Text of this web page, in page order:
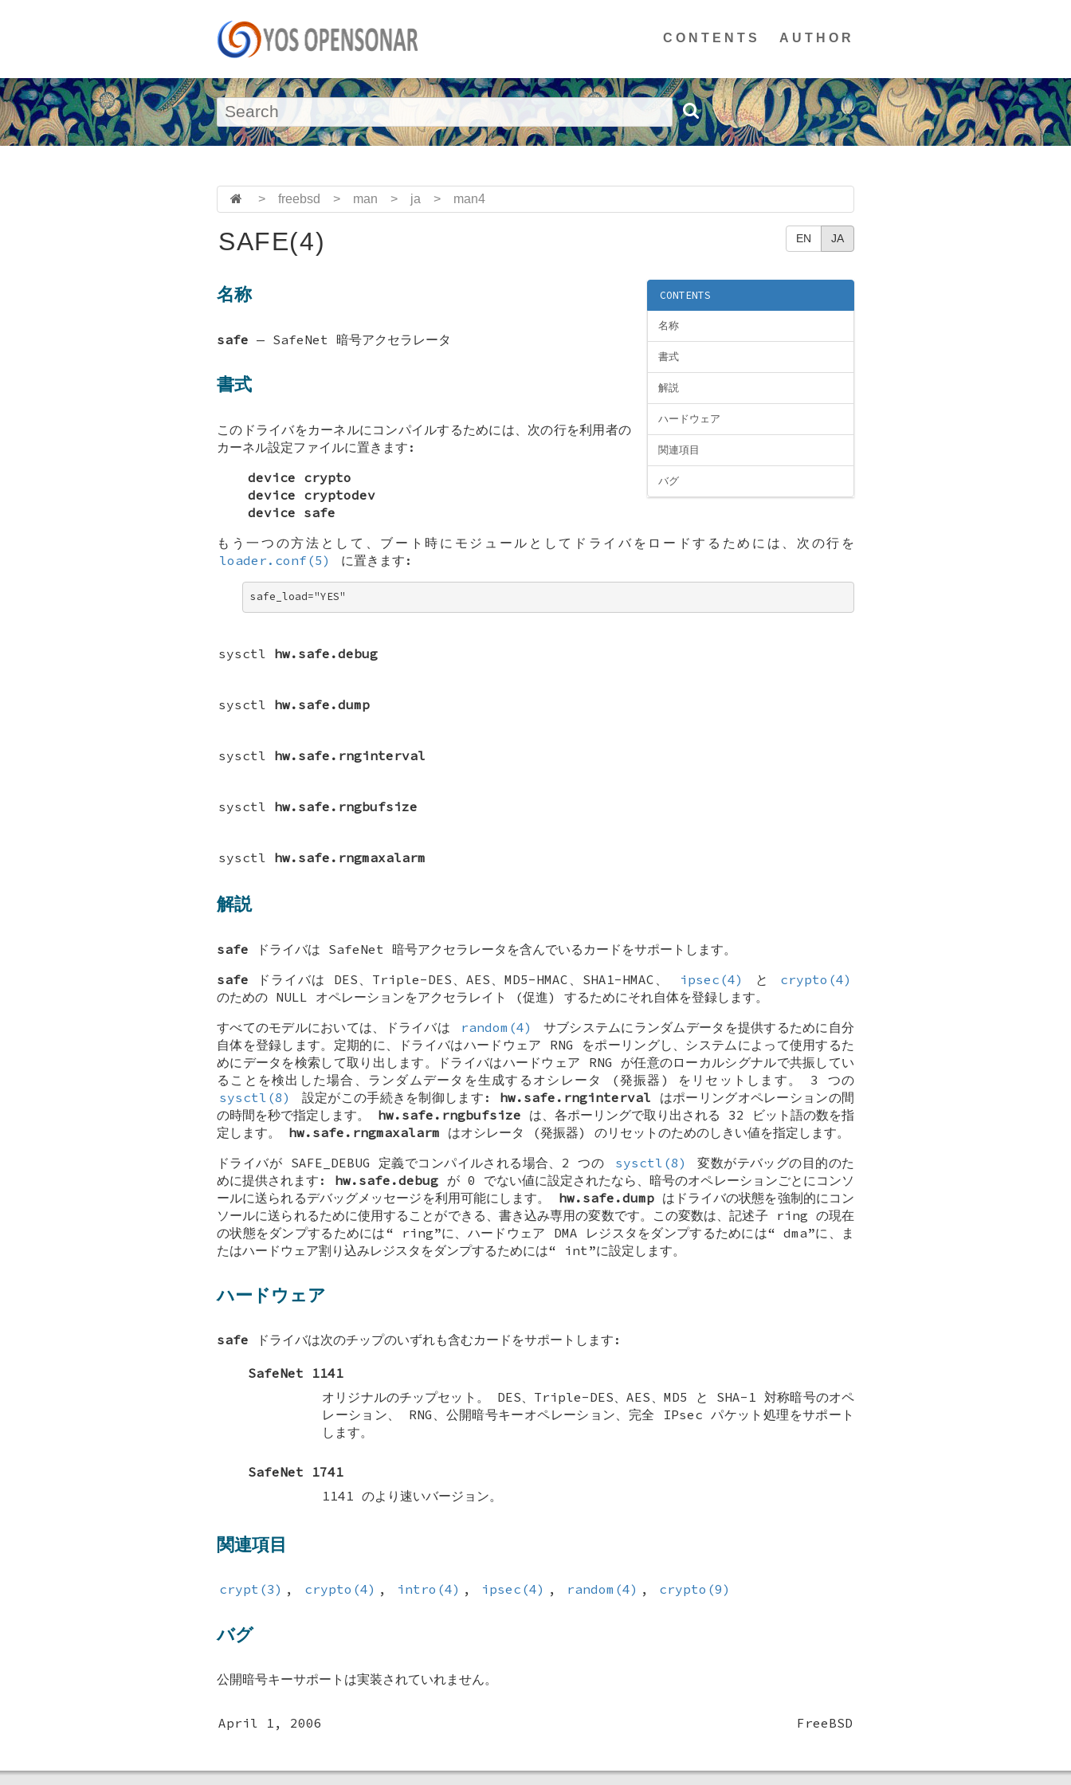
CONTENTS AUTHOR
> freebsd > man > ja > man4
EN JA
SAFE(4)
CONTENTS
名称
書式
解説
ハードウェア
関連項目
バグ
名称
safe — SafeNet 暗号アクセラレータ
書式
このドライバをカーネルにコンパイルするためには、次の行を利用者の
カーネル設定ファイルに置きます:
device crypto
device cryptodev
device safe
もう一つの方法として、ブート時にモジュールとしてドライバをロードするためには、次の行を
loader.conf(5)
に置きます:
safe_load="YES"
sysctl hw.safe.debug
sysctl hw.safe.dump
sysctl hw.safe.rnginterval
sysctl hw.safe.rngbufsize
sysctl hw.safe.rngmaxalarm
解説
safe ドライバは SafeNet 暗号アクセラレータを含んでいるカードをサポートします。
safe ドライバは DES、Triple-DES、AES、MD5-HMAC、SHA1-HMAC、 ipsec(4) と
crypto(4)
のための NULL オペレーションをアクセラレイト (促進) するためにそれ自体を登録します。
すべてのモデルにおいては、ドライバは
random(4)
サブシステムにランダムデータを提供するために自分
自体を登録します。定期的に、ドライバはハードウェア RNG をポーリングし、システムによって使用するた
めにデータを検索して取り出します。ドライバはハードウェア RNG が任意のローカルシグナルで共振してい
ることを検出した場合、ランダムデータを生成するオシレータ (発振器) をリセットします。 3 つの
sysctl(8)
設定がこの手続きを制御します: hw.safe.rnginterval はポーリングオペレーションの間
の時間を秒で指定します。 hw.safe.rngbufsize は、各ポーリングで取り出される 32 ビット語の数を指
定します。 hw.safe.rngmaxalarm はオシレータ (発振器) のリセットのためのしきい値を指定します。
ドライバが SAFE_DEBUG 定義でコンパイルされる場合、2 つの sysctl(8)
変数がテバッグの目的のた
めに提供されます: hw.safe.debug が 0 でない値に設定されたなら、暗号のオペレーションごとにコンソ
ールに送られるデバッグメッセージを利用可能にします。 hw.safe.dumpはドライバの状態を強制的にコン
ソールに送られるために使用することができる、書き込み専用の変数です。この変数は、記述子 ring の現在
の状態をダンプするためには“
ring”に、ハードウェア DMA レジスタをダンプするためには“dma”に、ま
たはハードウェア割り込みレジスタをダンプするためには“ int ”に設定します。
ハードウェア
safe ドライバは次のチップのいずれも含むカードをサポートします:
SafeNet 1141
オリジナルのチップセット。 DES、Triple-DES、AES、MD5 と SHA-1 対称暗号のオペ
レーション、 RNG、公開暗号キーオペレーション、完全 IPsec パケット処理をサポート
します。
SafeNet 1741
1141 のより速いバージョン。
関連項目
crypt(3) , crypto(4) , intro(4) , ipsec(4) , random(4) , crypto(9)
バグ
公開暗号キーサポートは実装されていれません。
April 1, 2006 FreeBSD